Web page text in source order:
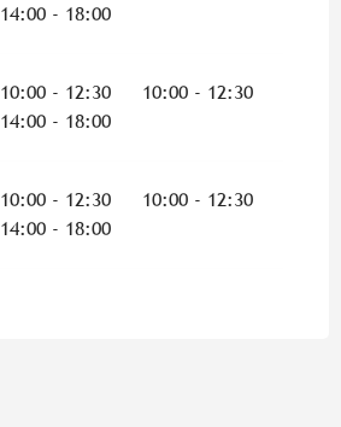
14:00 - 18:00
10:00 - 12:30
10:00 - 12:30
14:00 - 18:00
10:00 - 12:30
10:00 - 12:30
14:00 - 18:00